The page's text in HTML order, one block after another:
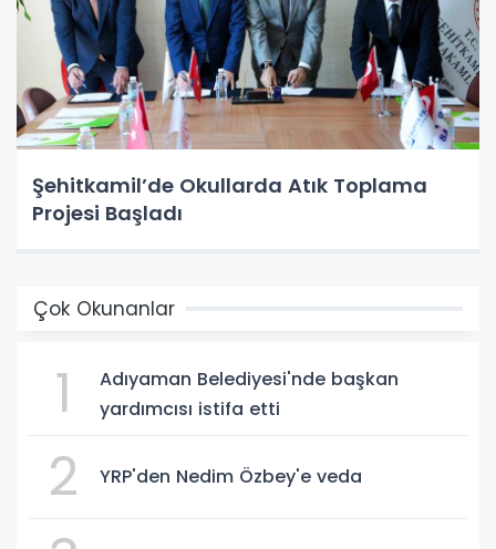
Şehitkamil’de Okullarda Atık Toplama
Projesi Başladı
Çok Okunanlar
1
Adıyaman Belediyesi'nde başkan
yardımcısı istifa etti
2 YRP'den Nedim Özbey'e veda